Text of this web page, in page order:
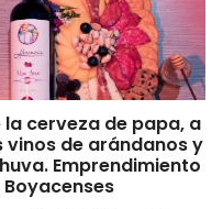
la cerveza de papa, a
vinos de arándanos y
Emprendimiento
Boyacenses